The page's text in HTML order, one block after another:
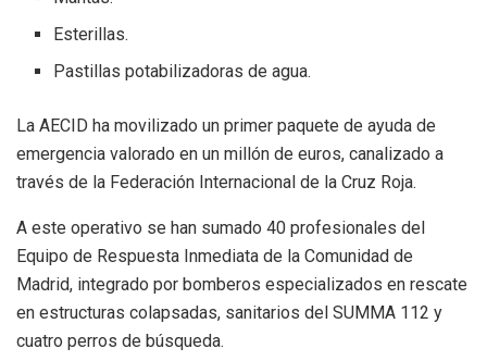
Esterillas.
Pastillas potabilizadoras de agua.
La AECID ha movilizado un primer paquete de ayuda de
emergencia valorado en un millón de euros, canalizado a
través de la Federación Internacional de la Cruz Roja.
A este operativo se han sumado 40 profesionales del
Equipo de Respuesta Inmediata de la Comunidad de
Madrid, integrado por bomberos especializados en rescate
en estructuras colapsadas, sanitarios del SUMMA 112 y
cuatro perros de búsqueda.